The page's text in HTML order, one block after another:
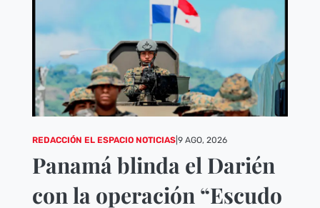
REDACCIÓN EL ESPACIO NOTICIAS| 9 AGO, 2026
Panamá blinda el Darién
con la operación “Escudo